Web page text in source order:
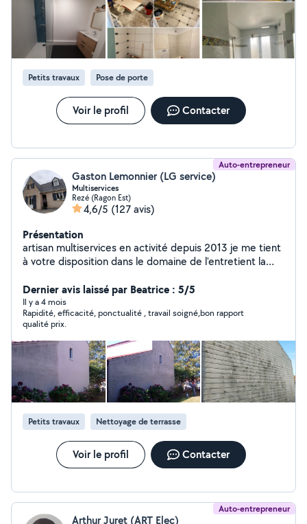
solutions adaptées à vos besoins Mes engagements !
Garantie décennale pour une totale tranquillité
(obligatoire mais pas toujours proposée !) Service
professionnel et conseils avisés pour vous offrir la
meilleure option Possibilité de paiement en CESU selon
la nature des travaux Me contacter o683279361 Si vous
avez une question ou un projet, appelez-moi
directement au o6.83.27.93.61. (Si je ne peux pas
répondre via le site, c'est qu'il limite les demandes hors
À très bientôt pour concrétiser vos projets !
Petits travaux Pose de porte
Voir le profil Contacter
Auto-entrepreneur
Gaston Lemonnier (LG service)
Multiservices
Rezé (Ragon Est)
4,6/5 (127 avis)
Présentation
artisan multiservices en activité depuis 2013 je me tient
à votre disposition dans le domaine de l'entretient la
d'espace vert en tout genres O675392795
Dernier avis laissé par Beatrice : 5/5
Il y a 4 mois
Rapidité, efficacité, ponctualité , travail soigné,bon rapport
qualité prix.
Petits travaux Nettoyage de terrasse
Voir le profil Contacter
Auto-entrepreneur
Arthur Juret (ART Elec)